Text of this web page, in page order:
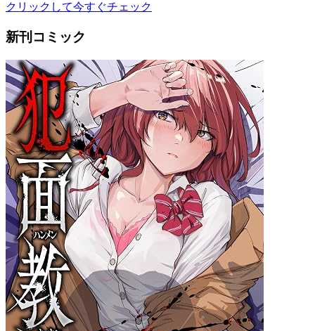
クリックして今すぐチェック
新刊コミック